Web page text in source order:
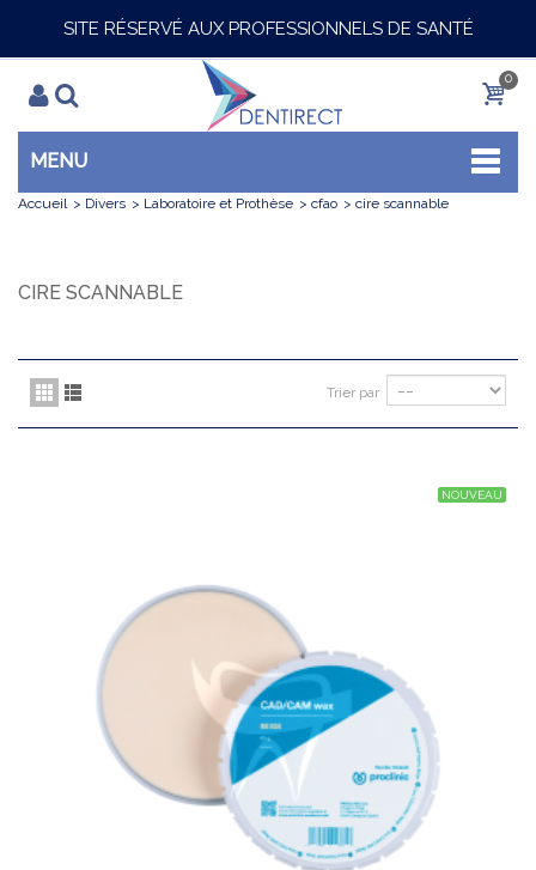
SITE RÉSERVÉ AUX PROFESSIONNELS DE SANTÉ
0
MENU
Accueil > Divers > Laboratoire et Prothèse > cfao > cire scannable
CIRE SCANNABLE
Trier par
NOUVEAU